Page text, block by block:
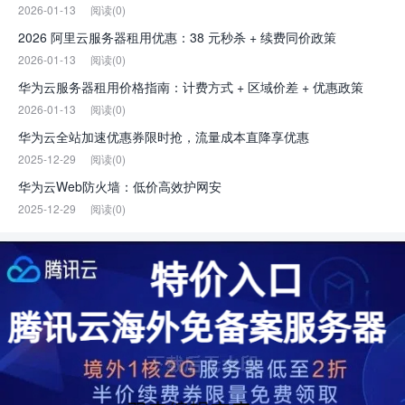
2026-01-13 阅读(0)
2026 阿里云服务器租用优惠：38 元秒杀 + 续费同价政策
2026-01-13 阅读(0)
华为云服务器租用价格指南：计费方式 + 区域价差 + 优惠政策
2026-01-13 阅读(0)
华为云全站加速优惠券限时抢，流量成本直降享优惠
2025-12-29 阅读(0)
华为云Web防火墙：低价高效护网安
2025-12-29 阅读(0)